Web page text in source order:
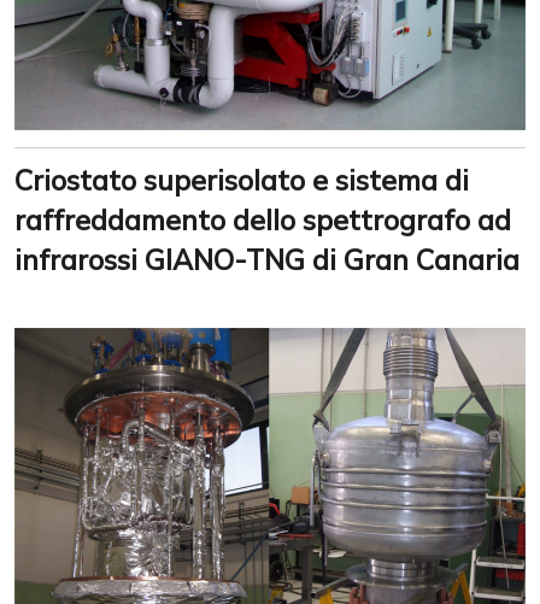
Criostato superisolato e sistema di
raffreddamento dello spettrografo ad
infrarossi GIANO-TNG di Gran Canaria